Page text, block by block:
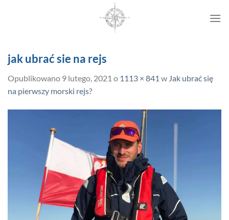
jak ubrać sie na rejs
Opublikowano 9 lutego, 2021 o 1113 × 841 w Jak ubrać się
na pierwszy morski rejs?